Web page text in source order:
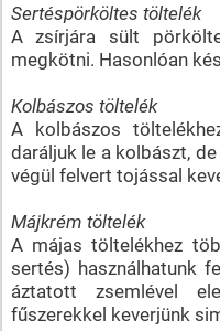
Sertéspörköltes töltelék
A zsírjára sült
megkötni. Hasonlóan
Kolbászos töltelék
A kolbászos
daráljuk le a kolbászt,
végül felvert tojással
Májkrém töltelék
A májas töltelékhez
sertés) használhatunk
áztatott zsemlével
fűszerekkel keverjünk